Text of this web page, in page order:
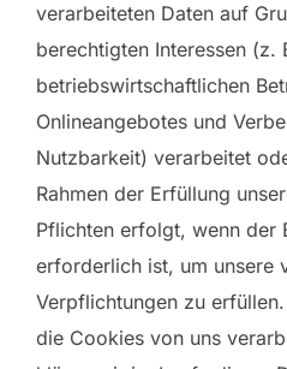
verarbeiteten Daten auf
berechtigten Interessen (z.
betriebswirtschaftlichen
Onlineangebotes und
Nutzbarkeit) verarbeitet
Rahmen der Erfüllung
Pflichten erfolgt, wenn der
erforderlich ist, um unsere
Verpflichtungen zu
die Cookies von uns